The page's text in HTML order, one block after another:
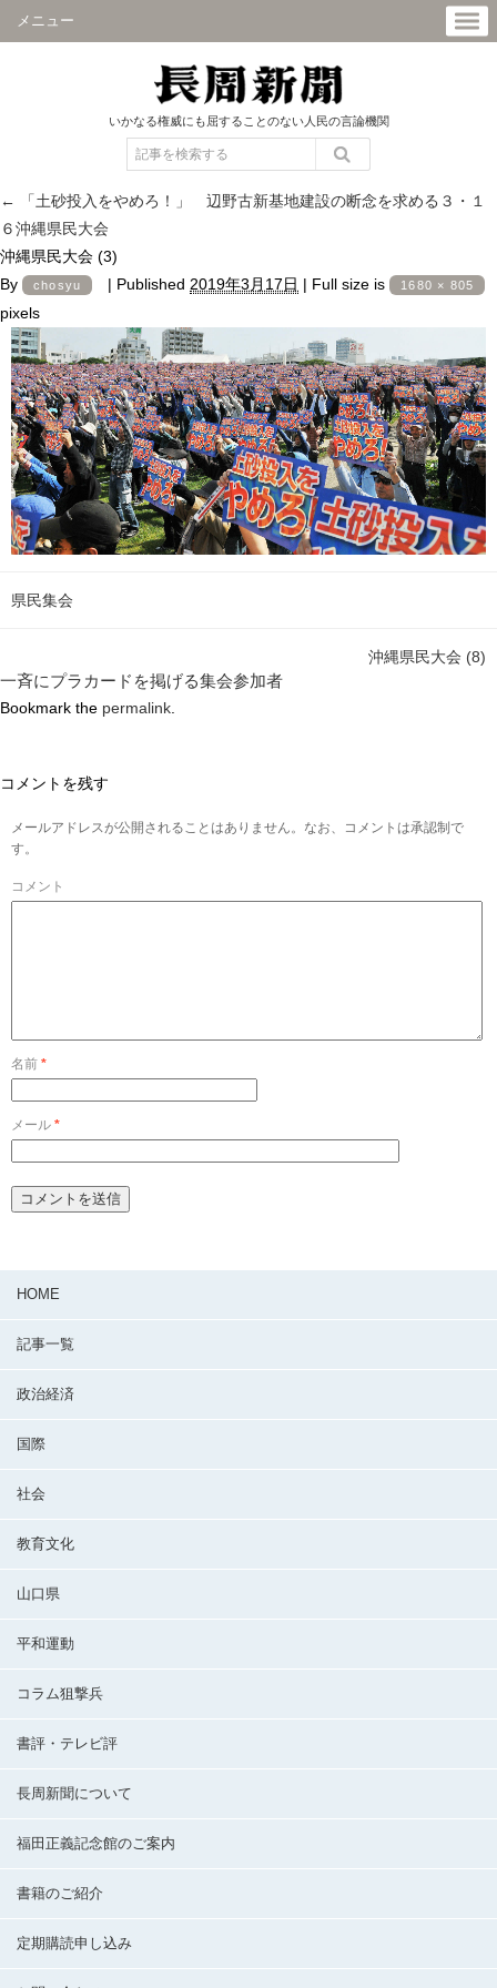
メニュー
いかなる権威にも屈することのない人民の言論機関
←
「土砂投入をやめろ！」 辺野古新基地建設の断念を求める３・１
６沖縄県民大会
沖縄県民大会 (3)
By
chosyu | Published 2019年3月17日 | Full size is 1680 × 805
pixels
県民集会
沖縄県民大会 (8)
一斉にプラカードを掲げる集会参加者
Bookmark the permalink
コメントを残す
メールアドレスが公開されることはありません。なお、コメントは承認制で
す。
コメント
名前 *
メール *
HOME
記事一覧
政治経済
国際
社会
教育文化
山口県
平和運動
コラム狙撃兵
書評・テレビ評
長周新聞について
福田正義記念館のご案内
書籍のご紹介
定期購読申し込み